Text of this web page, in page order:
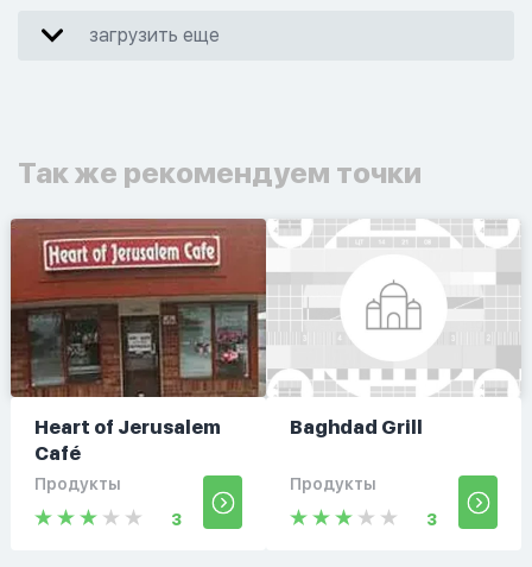
загрузить еще
Так же рекомендуем точки
Heart of Jerusalem
Café
Продукты
3
Baghdad Grill
Продукты
3